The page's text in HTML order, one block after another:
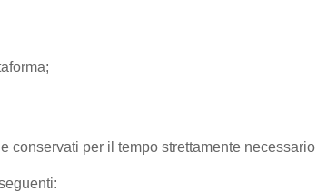
per il tempo strettamente